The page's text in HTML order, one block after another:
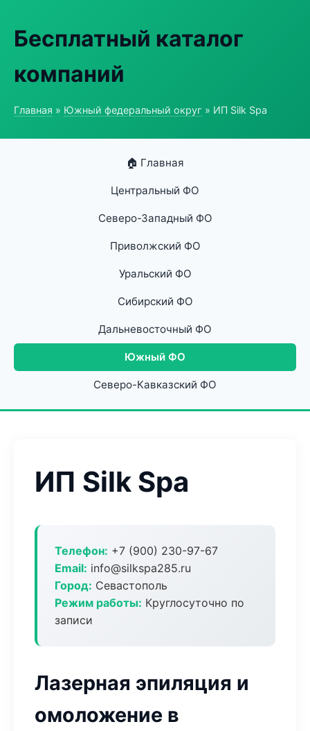
Бесплатный каталог
компаний
Главная » Южный федеральный округ » ИП Silk Spa
🏠 Главная
Центральный ФО
Северо-Западный ФО
Приволжский ФО
Уральский ФО
Сибирский ФО
Дальневосточный ФО
Южный ФО
Северо-Кавказский ФО
ИП Silk Spa
Телефон: +7 (900) 230-97-67
Email: info@silkspa285.ru
Город: Севастополь
Режим работы: Круглосуточно по
записи
Лазерная эпиляция и
омоложение в